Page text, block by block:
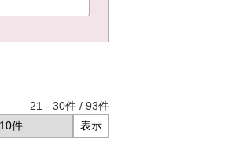
21 - 30件 / 93件